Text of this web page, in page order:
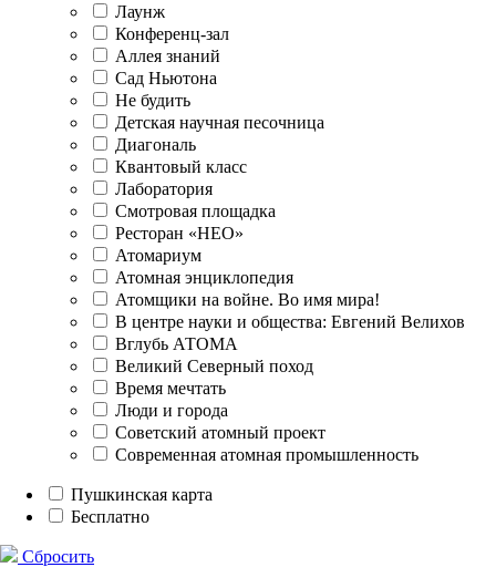
Лаунж
Конференц-зал
Аллея знаний
Сад Ньютона
Не будить
Детская научная песочница
Диагональ
Квантовый класс
Лаборатория
Смотровая площадка
Ресторан «НЕО»
Атомариум
Атомная энциклопедия
Атомщики на войне. Во имя мира!
В центре науки и общества: Евгений Велихов
Вглубь АТОМА
Великий Северный поход
Время мечтать
Люди и города
Советский атомный проект
Современная атомная промышленность
Пушкинская карта
Бесплатно
Сбросить